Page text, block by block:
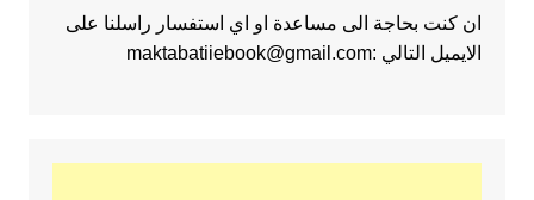
ان كنت بحاجة الى مساعدة او اي استفسار راسلنا على
الايميل التالي :maktabatiiebook@gmail.com